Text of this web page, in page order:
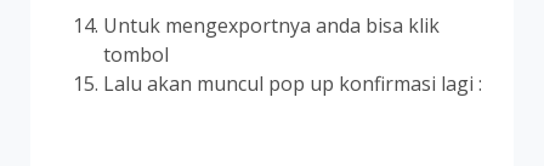
Untuk mengexportnya anda bisa klik
tombol
Lalu akan muncul pop up konfirmasi lagi :